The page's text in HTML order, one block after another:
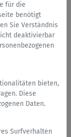
für die
benötigt
Sie Verständnis
deaktivierbar
bieten,
Diese
Daten.
Surfverhalten